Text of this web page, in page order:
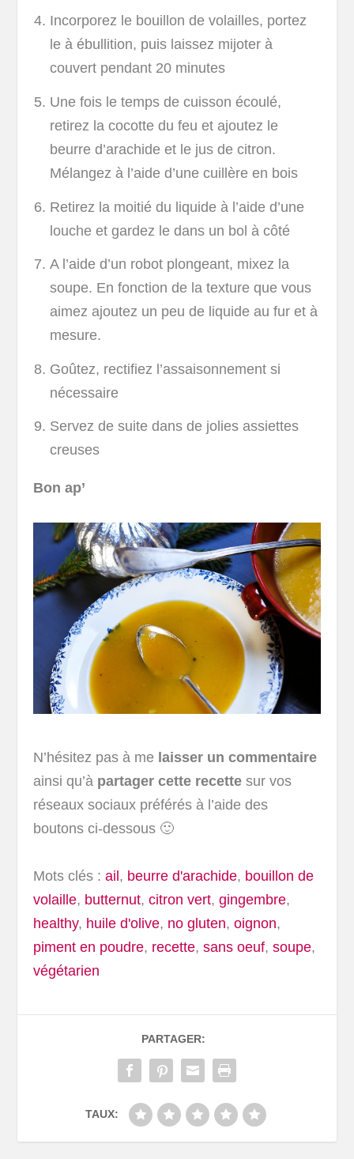
Incorporez le bouillon de volailles, portez
le à ébullition, puis laissez mijoter à
couvert pendant 20 minutes
Une fois le temps de cuisson écoulé,
retirez la cocotte du feu et ajoutez le
beurre d’arachide et le jus de citron.
Mélangez à l’aide d’une cuillère en bois
Retirez la moitié du liquide à l’aide d’une
louche et gardez le dans un bol à côté
A l’aide d’un robot plongeant, mixez la
soupe. En fonction de la texture que vous
aimez ajoutez un peu de liquide au fur et à
mesure.
Goûtez, rectifiez l’assaisonnement si
nécessaire
Servez de suite dans de jolies assiettes
creuses
Bon ap’
N’hésitez pas à me laisser un commentaire
ainsi qu’à partager cette recette sur vos
réseaux sociaux préférés à l’aide des
boutons ci-dessous 🙂
Mots clés : ail, beurre d'arachide, bouillon de
volaille, butternut,citron vert,gingembre,
healthy, huile d'olive, no gluten,oignon,
piment en poudre, recette,sans oeuf,soupe,
végétarien
PARTAGER:
TAUX: